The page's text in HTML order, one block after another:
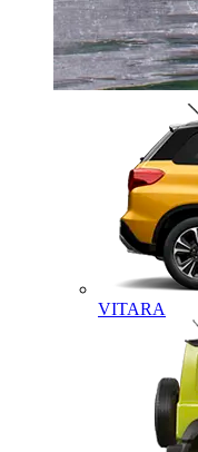
VITARA